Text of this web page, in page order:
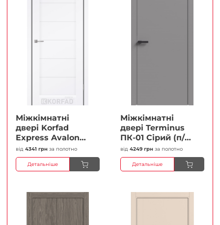
Міжкімнатні
двері Korfad
Express Avalon
Білий мат
Кристал
Антискретч
від 4341 грн за полотно
Детальніше
Міжкімнатні
двері Terminus
ПК-01 Сірий (п/п)
Глухі Плівка
від 4249 грн за полотно
Детальніше